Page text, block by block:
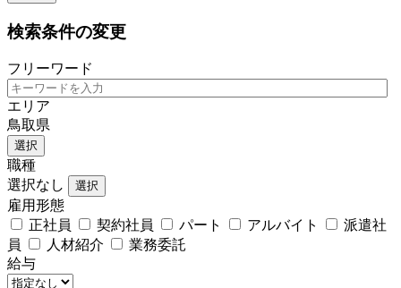
検索条件の変更
フリーワード
エリア
鳥取県
選択
職種
選択なし
選択
雇用形態
正社員
契約社員 パート アルバイト
派遣社
員
人材紹介
業務委託
給与